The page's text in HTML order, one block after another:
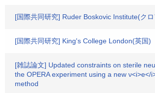
[国際共同研究] Ruder Boskovic Institute(ク
[国際共同研究] King's College London(英国)
[雑誌論文] Updated constraints on sterile
the OPERA experiment using a new ν<i>e</
method